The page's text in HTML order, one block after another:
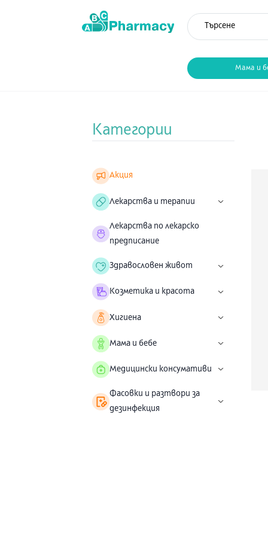
Мама и
Категории
Акция
Лекарства и терапии
Лекарства по лекарско
предписание
Здравословен живот
Козметика и красота
Хигиена
Мама и бебе
Медицински консумативи
Фасовки и разтвори за
дезинфекция